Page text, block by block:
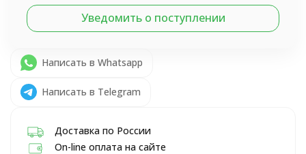
Уведомить о поступлении
Написать в Whatsapp
Написать в Telegram
Доставка по России
On-line оплата на сайте